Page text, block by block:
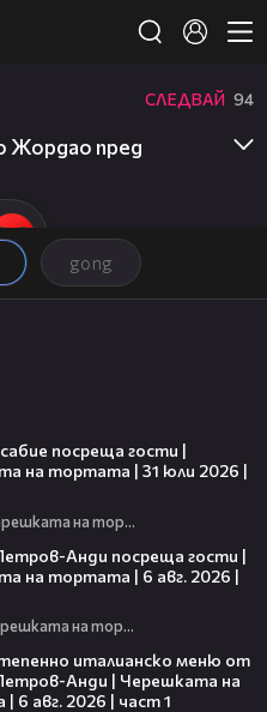
gong
СЛЕДВАЙ 94
Жордао пред
посреща гости |
на тортата | 31 юли 2026 |
Черешката на тортата
Анди посреща гости |
на тортата | 6 авг. 2026 |
Черешката на тортата
италианско меню от
Анди | Черешката на
6 авг. 2026 | част 1